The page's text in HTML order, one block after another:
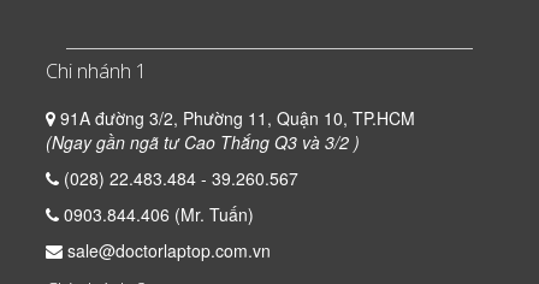
Chi nhánh 1
91A đường 3/2, Phường 11, Quận 10, TP.HCM
(Ngay gần ngã tư Cao Thắng Q3 và 3/2 )
(028) 22.483.484 - 39.260.567
0903.844.406 (Mr. Tuấn)
sale@doctorlaptop.com.vn